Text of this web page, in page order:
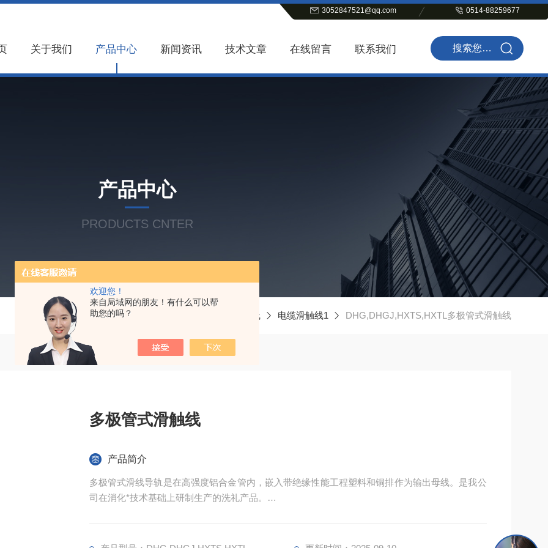
欢迎您！
来自局域网的朋友！有什么可以帮
助您的吗？
3052847521@qq.com 0514-88259677
关于我们 产品中心 新闻资讯 技术文章 在线留言 联系我们
产品中心
PRODUCTS CNTER
当前位置： 首页 天车滑触线 电缆滑触线1 DHG,DHGJ,HXTS,HXTL多极管式滑触线
多极管式滑触线
产品简介
多极管式滑线导轨是在高强度铝合金管内，嵌入带绝缘性能工程塑料和铜排作为输出母线。是我公
司在消化*技术基础上研制生产的洗礼产品。